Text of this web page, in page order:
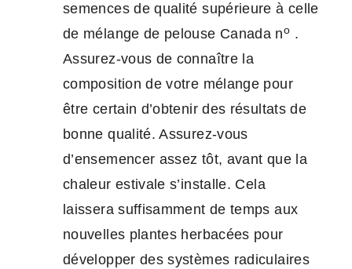
semences de qualité supérieure à celle
de mélange de pelouse Canada no .
Assurez-vous de connaître la
composition de votre mélange pour
être certain d’obtenir des résultats de
bonne qualité. Assurez-vous
d’ensemencer assez tôt, avant que la
chaleur estivale s’installe. Cela
laissera suffisamment de temps aux
nouvelles plantes herbacées pour
développer des systèmes radiculaires